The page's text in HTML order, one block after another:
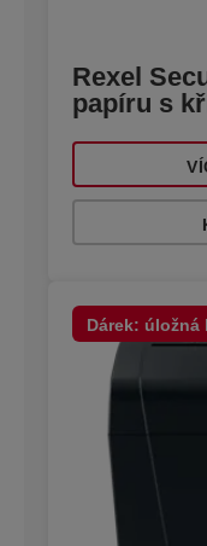
Rexel
papíru s
Dárek: úložná